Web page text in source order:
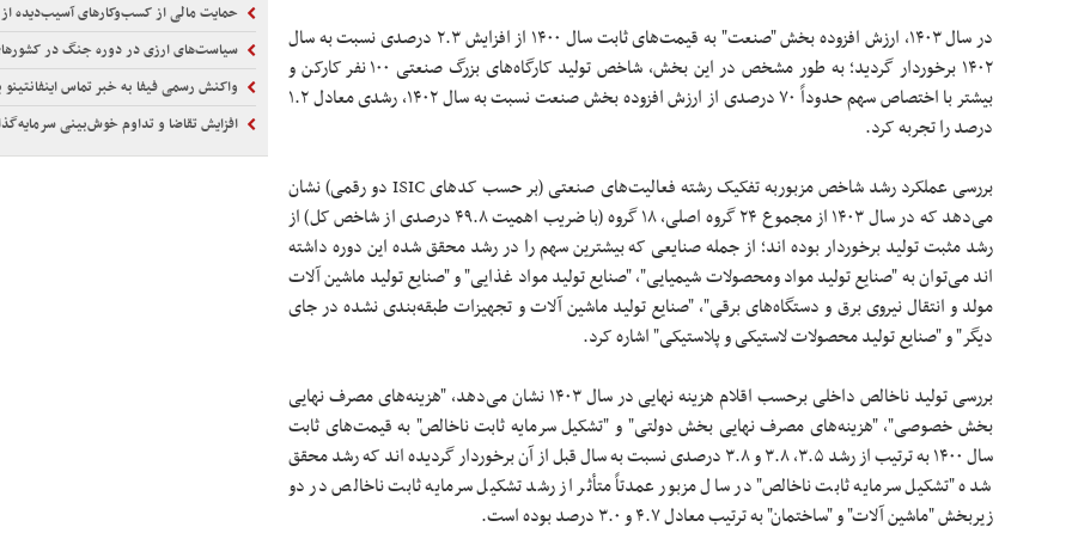
در سال ۱۴۰۳، ارزش افزوده بخش "صنعت" به قیمت‌های ثابت سال ۱۴۰۰ از افزایش ۲.۳ درصدی نسبت به سال
۱۴۰۲ برخوردار گردید؛ به طور مشخص در این بخش، شاخص تولید کارگاه‌های بزرگ صنعتی ۱۰۰ نفر کارکن و
بیشتر با اختصاص سهم حدوداً ۷۰ درصدی از ارزش افزوده بخش صنعت‏‏‏‏ نسبت به سال ۱۴۰۲، رشدی معادل ۱.۲
درصد را تجربه کرد.
بررسی عملکرد رشد شاخص مزبوربه تفکیک رشته فعالیت‌های صنعتی (بر حسب کدهای ISIC دو رقمی) نشان
می‌دهد که در سال ۱۴۰۳ از مجموع ۲۴ گروه اصلی، ۱۸ گروه (با ضریب اهمیت ۴۹.۸ در‏صدی از شاخص کل) از
رشد مثبت تولید برخوردار بوده اند؛ از جمله صنایعی که بیشترین سهم را در رشد محقق شده این دوره داشته
اند می‌توان به "صنایع تولید مواد ومحصولات شیمیایی"، "صنایع تولید مواد غذایی" و "صنایع تولید ماشین آلات
مولد و انتقال نیروی برق و دستگاه‌های برقی"، "صنایع تولید ماشین آلات و تجهیزات طبقه‌بندی نشده در جای
دیگر" و "صنایع تولید محصولات لاستیکی و پلاستیکی" اشاره کرد.
بررسی تولید ناخالص داخلی برحسب اقلام هزینه نهایی در سال ۱۴۰۳ نشان می‌دهد، "هزینه‌های مصرف نهایی
بخش خصوصی"، "هزینه‌های مصرف نهایی بخش دولتی" و "تشکیل سرمایه ثابت ناخالص" به قیمت‌های ثابت
سال ۱۴۰۰ به ترتیب از رشد ۳.۵، ۳.۸ و ۳.۸ درصدی نسبت به سال قبل از آن برخوردار گردیده اند که رشد محقق
شده "تشکیل سرمایه ثابت ناخالص" در سال مزبور عمدتاً متأثر از رشد تشکیل سرمایه ثابت ناخالص در دو
زیربخش "ماشین آلات" و "ساختمان" به ترتیب معادل ۴.۷ و ۳.۰ درصد بوده است.
حمایت مالی از کسب‌وکارهای آسیب‌دیده
سیاست‌های ارزی در دوره جنگ در
واکنش رسمی فیفا به خبر تماس اینفانتینو
افزایش تقاضا و تداوم خوش‌بینی